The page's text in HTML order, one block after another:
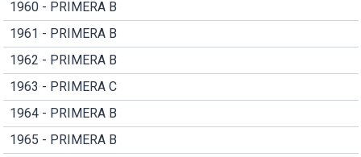
1960 - PRIMERA B
1961 - PRIMERA B
1962 - PRIMERA B
1963 - PRIMERA C
1964 - PRIMERA B
1965 - PRIMERA B